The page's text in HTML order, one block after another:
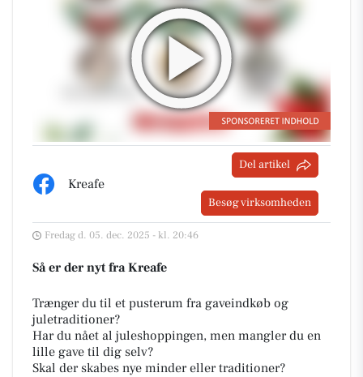
Kreafe
Del artikel
Besøg virksomheden
Fredag d. 05. dec. 2025 - kl. 20:46
Så er der nyt fra Kreafe
Trænger du til et pusterum fra gaveindkøb og
juletraditioner?
Har du nået al juleshoppingen, men mangler du en
lille gave til dig selv?
Skal der skabes nye minder eller traditioner?